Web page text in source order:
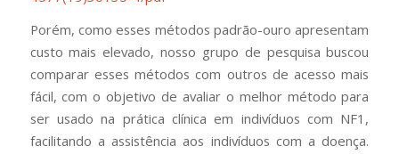
Porém, como esses métodos padrão-ouro apresentam
custo mais elevado, nosso grupo de pesquisa buscou
comparar esses métodos com outros de acesso mais
fácil, com o objetivo de avaliar o melhor método para
ser usado na prática clínica em indivíduos com NF1,
facilitando a assistência aos indivíduos com a doença.